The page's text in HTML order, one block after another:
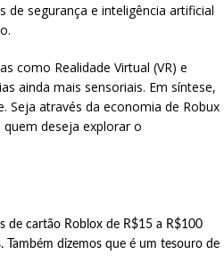
de segurança e inteligência artificial
como Realidade Virtual (VR) e
ainda mais sensoriais. Em síntese,
Seja através da economia de Robux
deseja explorar o
de cartão Roblox de R$15 a R$100
Também dizemos que é um tesouro de